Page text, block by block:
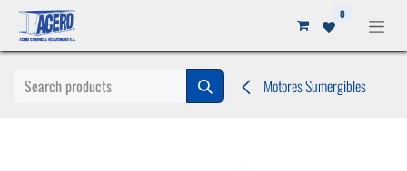
Ir al contenido 0
Motores Sumergibles